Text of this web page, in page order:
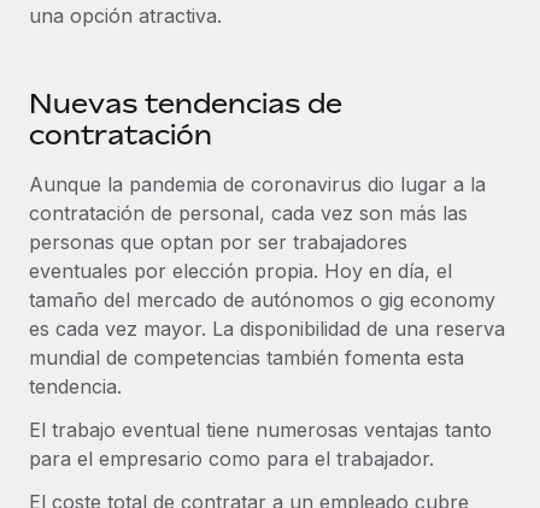
en todo el mundo.
Abre entidades conforme a la legalidad enseguida.
Reubica a los empleados con facilidad.
Prestaciones
Gestiona las prestaciones de los empleados sin
complicaciones.
Novedades de producto de Remote:
Integraciones con Gusto y Xero y Contractor
La misión de Remote sigue siendo ayudar a empresas de
todos los tamaños a contratar, gestionar y...
Más información
Pento se convierte en un empleador equitativo
con Remote
semanas en hacerlo manualmente y, al mes...
Más información
una opción atractiva.
Nuevas tendencias de
contratación
Aunque la pandemia de coronavirus dio lugar a la
contratación de personal, cada vez son más las
personas que optan por ser trabajadores
eventuales por elección propia. Hoy en día, el
tamaño del mercado de autónomos o gig economy
es cada vez mayor. La disponibilidad de una reserva
mundial de competencias también fomenta esta
tendencia.
El trabajo eventual tiene numerosas ventajas tanto
para el empresario como para el trabajador.
El coste total de contratar a un empleado cubre